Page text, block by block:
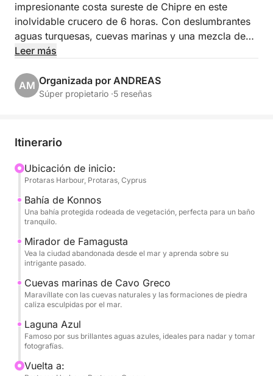
impresionante costa sureste de Chipre en este
inolvidable crucero de 6 horas. Con deslumbrantes
aguas turquesas, cuevas marinas y una mezcla de
belleza histórica y natural, este viaje es una
sea que busque relajarse, explorar o darse un
chapuzón, este tour lo ofrece todo.
espectaculares acantilados costeros y calas
parada para nadar será en la impresionante bahía de
Konnos, una cala rodeada de pinos con aguas
tranquilas y transparentes, perfectas para un
refrescante chapuzón. Continuando la navegación,
disfrute de vistas panorámicas del evocador y
desierto horizonte de Famagusta, una ciudad
congelada en el tiempo y llena de historia.
A medida que la costa se transforma, pasará por las
espectaculares cuevas marinas de Cavo Greco,
piedra caliza blanca. El punto culminante del tour es
la visita a la impresionante Laguna Azul, donde sus
aguas de un azul eléctrico te invitan a un segundo e
inolvidable baño. A bordo, puedes comprar comida
Leer más
AM Organizada por ANDREAS
Súper propietario ·5 reseñas
Itinerario
Ubicación de inicio:
Protaras Harbour, Protaras, Cyprus
Bahía de Konnos
Una bahía protegida rodeada de vegetación, perfecta para un baño
tranquilo.
Mirador de Famagusta
Vea la ciudad abandonada desde el mar y aprenda sobre su
intrigante pasado.
Cuevas marinas de Cavo Greco
Maravíllate con las cuevas naturales y las formaciones de piedra
caliza esculpidas por el mar.
Laguna Azul
Famoso por sus brillantes aguas azules, ideales para nadar y tomar
fotografías.
Vuelta a: